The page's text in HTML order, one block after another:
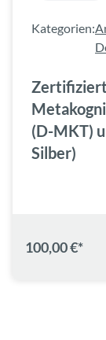
Kategorien:
(D-MKT)
Silber)
100,00 €*